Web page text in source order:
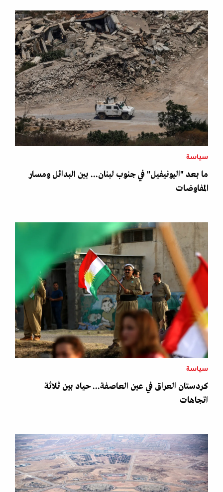
سياسة
ما بعد "اليونيفيل" في جنوب لبنان... بين البدائل ومسار
المفاوضات
سياسة
كردستان العراق في عين العاصفة... حياد بين ثلاثة
اتجاهات